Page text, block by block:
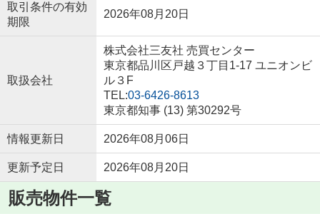
取引条件の有効
期限
2026年08月20日
取扱会社
株式会社三友社 売買センター
東京都品川区戸越３丁目1-17 ユニオンビ
ル３F
TEL:03-6426-8613
東京都知事 (13) 第30292号
情報更新日 2026年08月06日
更新予定日 2026年08月20日
販売物件一覧